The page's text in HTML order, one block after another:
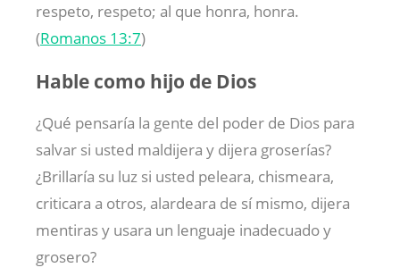
respeto, respeto; al que honra, honra.
(Romanos 13:7)
Hable como hijo de Dios
¿Qué pensaría la gente del poder de Dios para
salvar si usted maldijera y dijera groserías?
¿Brillaría su luz si usted peleara, chismeara,
criticara a otros, alardeara de sí mismo, dijera
mentiras y usara un lenguaje inadecuado y
grosero?